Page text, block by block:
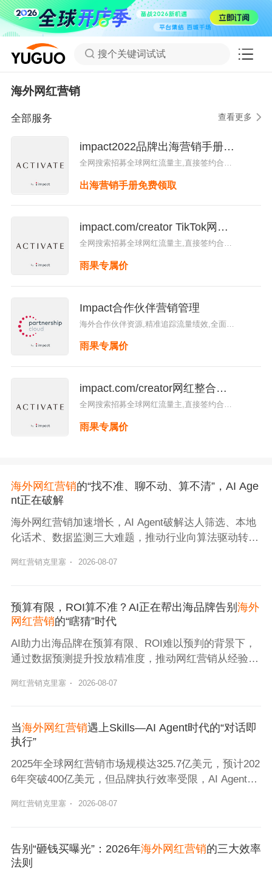
搜个关键词试试
海外网红营销
全部服务 查看更多
impact2022品牌出海营销手册资
料领取
全网搜索招募全球网红流量主,直接签约合
佣金,深度数据洞察，优化预算与营销资源分
出海营销手册免费领取
impact.com/creator TikTok网红
整合营销平台服务
全网搜索招募全球网红流量主,直接签约合
佣金,深度数据洞察，优化预算与营销资源分
雨果专属价
Impact合作伙伴营销管理
海外合作伙伴资源,精准追踪流量绩效,全面防
效调整策略，提高营销ROI,支持跨设备，跨
雨果专属价
impact.com/creator网红整合营
销平台服务
全网搜索招募全球网红流量主,直接签约合
佣金,深度数据洞察，优化预算与营销资源分
雨果专属价
海外网红营销的“找不准、聊不动、算不清”，AI Age
nt正在破解
海外网红营销加速增长，AI Agent破解达人筛选、本地
化话术、数据监测三大难题，推动行业向算法驱动转
网红营销克里塞 · 2026-08-07
预算有限，ROI算不准？AI正在帮出海品牌告别 海外
网红营销的“瞎猜”时代
AI助力出海品牌在预算有限、ROI难以预判的背景下，
通过数据预测提升投放精准度，推动网红营销从经验决
网红营销克里塞 · 2026-08-07
当海外网红营销遇上Skills—AI Agent时代的“对话即
执行”
2025年全球网红营销市场规模达325.7亿美元，预计202
6年突破400亿美元，但品牌执行效率受限，AI Agent助
网红营销克里塞 · 2026-08-07
告别“砸钱买曝光”：2026年海外网红营销的三大效率
法则